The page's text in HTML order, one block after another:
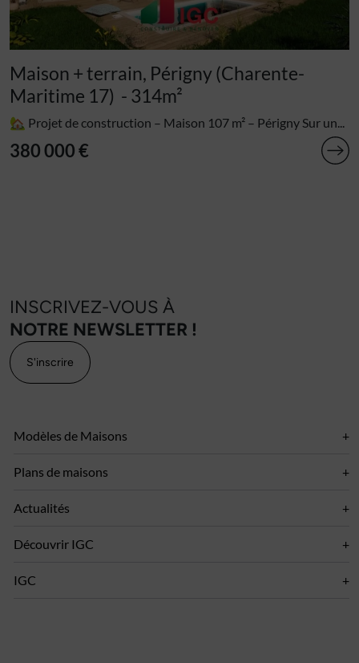
Maison + terrain, Périgny (Charente-
Maritime 17) - 314m²
🏡 Projet de construction – Maison 107 m² – Périgny Sur un...
380 000 €
INSCRIVEZ-VOUS À
NOTRE NEWSLETTER !
S'inscrire
Modèles de Maisons
Plans de maisons
Actualités
Découvrir IGC
IGC